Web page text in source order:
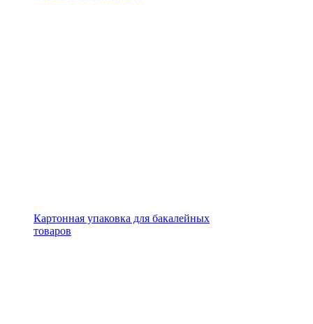
Картонная упаковка для бакалейных
товаров